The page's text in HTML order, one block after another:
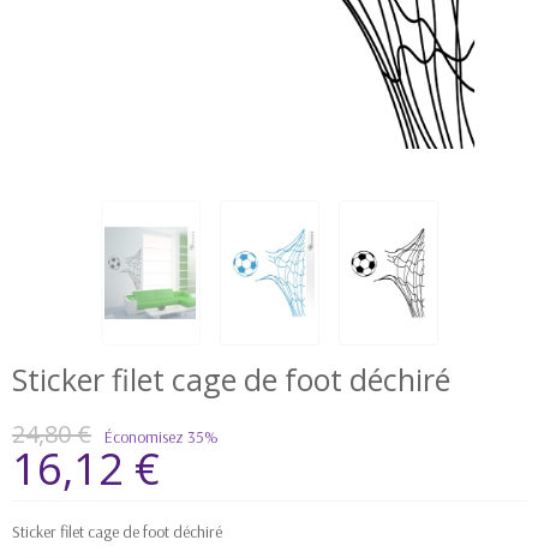
Sticker filet cage de foot déchiré
24,80 € Économisez 35%
16,12 €
Sticker filet cage de foot déchiré